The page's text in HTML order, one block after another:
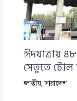
ঈদযাত্রায়
সেতুতে টোল
জাতীয়,সারাদেশ